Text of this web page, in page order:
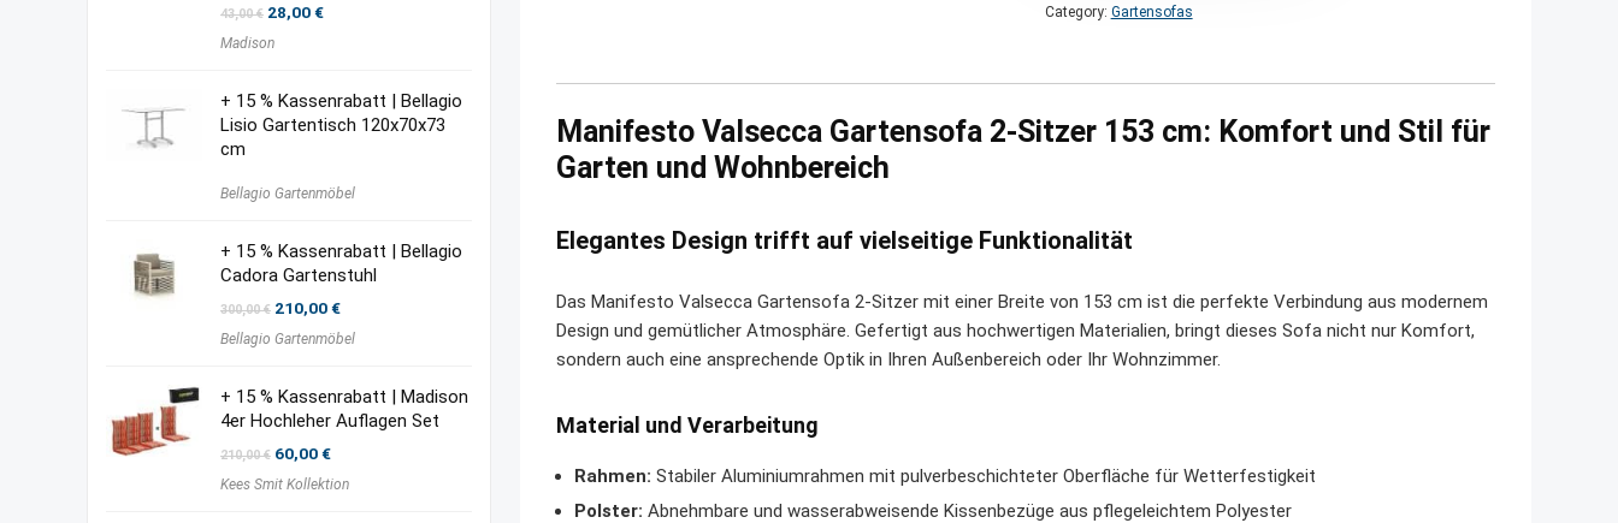
Category: Gartensofas
Manifesto Valsecca Gartensofa 2-Sitzer 153 cm: Komfort und Stil für
Garten und Wohnbereich
Elegantes Design trifft auf vielseitige Funktionalität
Das Manifesto Valsecca Gartensofa 2-Sitzer mit einer Breite von 153 cm ist die perfekte Verbindung aus modernem
Design und gemütlicher Atmosphäre. Gefertigt aus hochwertigen Materialien, bringt dieses Sofa nicht nur Komfort,
sondern auch eine ansprechende Optik in Ihren Außenbereich oder Ihr Wohnzimmer.
Material und Verarbeitung
Rahmen: Stabiler Aluminiumrahmen mit pulverbeschichteter Oberfläche für Wetterfestigkeit
Polster: Abnehmbare und wasserabweisende Kissenbezüge aus pflegeleichtem Polyester
43,00€ Ursprünglicher
war:
28,00€Aktueller
Madison
+ 15 % Kassenrabatt | Bellagio
Lisio Gartentisch 120x70x73
cm
Bellagio Gartenmöbel
+ 15 % Kassenrabatt | Bellagio
Cadora Gartenstuhl
300,00€ Ursprünglicher
war:
210,00€Aktueller
ist:
Bellagio Gartenmöbel
+ 15 % Kassenrabatt | Madison
4er Hochleher Auflagen Set
210,00€ Ursprünglicher
war:
60,00€Aktueller
ist:
Kees Smit Kollektion